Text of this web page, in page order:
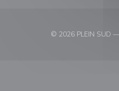
© 2026 PLEIN SUD